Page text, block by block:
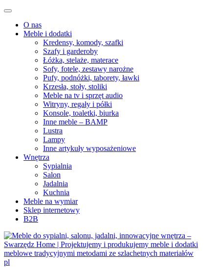
O nas
Meble i dodatki
Kredensy, komody, szafki
Szafy i garderoby
Łóżka, stelaże, materace
Sofy, fotele, zestawy narożne
Pufy, podnóżki, taborety, ławki
Krzesła, stoły, stoliki
Meble na tv i sprzęt audio
Witryny, regały i półki
Konsole, toaletki, biurka
Inne meble – BAMP
Lustra
Lampy
Inne artykuły wyposażeniowe
Wnętrza
Sypialnia
Salon
Jadalnia
Kuchnia
Meble na wymiar
Sklep internetowy
B2B
pl